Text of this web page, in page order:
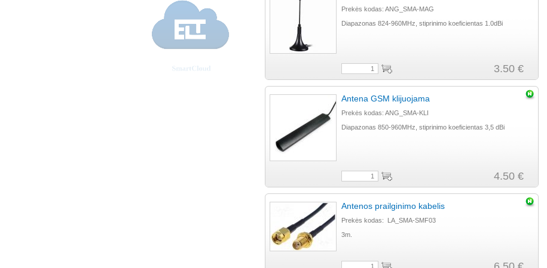
Prekės kodas: ANG_SMA-MAG
Diapazonas 824-960MHz, stiprinimo koeficientas 1.0dBi
3.50 €
Antena GSM klijuojama
Prekės kodas: ANG_SMA-KLI
Diapazonas 850-960MHz, stiprinimo koeficientas 3,5 dBi
4.50 €
Antenos prailginimo kabelis
Prekės kodas: LA_SMA-SMF03
3m.